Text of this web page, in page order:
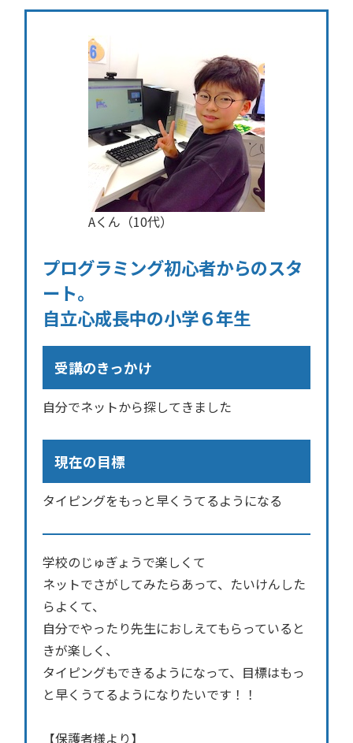
Aくん（10代）
プログラミング初心者からのスタ
ート。
自立心成長中の小学６年生
受講のきっかけ
自分でネットから探してきました
現在の目標
タイピングをもっと早くうてるようになる
学校のじゅぎょうで楽しくて
ネットでさがしてみたらあって、たいけんした
らよくて、
自分でやったり先生におしえてもらっていると
きが楽しく、
タイピングもできるようになって、目標はもっ
と早くうてるようになりたいです！！
【保護者様より】